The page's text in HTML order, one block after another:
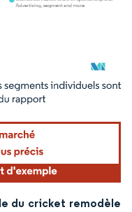
une attribution sous CC BY
du cricket remodèle